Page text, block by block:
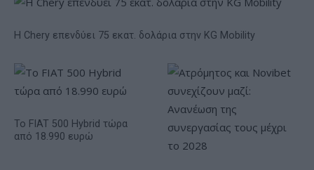
Η Chery επενδύει 75 εκατ. δολάρια στην KG Mobility
Το FIAT 500 Hybrid τώρα
από 18.990 ευρώ